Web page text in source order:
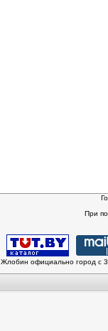
При
Жлобин официально город с